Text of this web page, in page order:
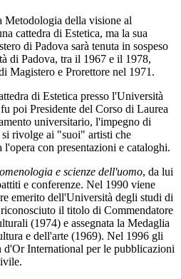
Metodologia della visione al
cattedra di Estetica, ma la sua
di Padova sarà tenuta in sospeso
di Padova, tra il 1967 e il 1978,
Magistero e Prorettore nel 1971.
di Estetica presso l'Università
poi Presidente del Corso di Laurea
universitario, l'impegno di
rivolge ai "suoi" artisti che
con presentazioni e cataloghi.
e scienze dell'uomo, da lui
e conferenze. Nel 1990 viene
emerito dell'Università degli studi di
il titolo di Commendatore
(1974) e assegnata la Medaglia
e dell'arte (1969). Nel 1996 gli
International per le pubblicazioni